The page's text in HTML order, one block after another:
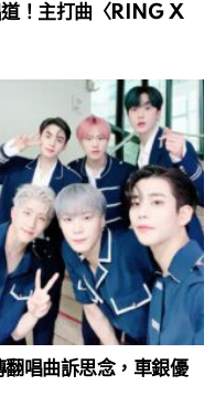
！主打曲〈RING X
唱曲訴思念，車銀優